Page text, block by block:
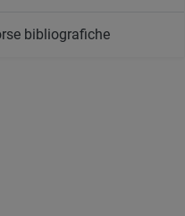
bibliografiche